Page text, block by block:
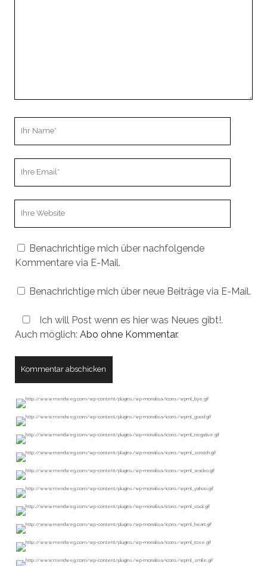
Benachrichtige mich über nachfolgende
Kommentare via E-Mail.
Benachrichtige mich über neue Beiträge via E-Mail.
Ich will Post wenn es hier was Neues gibt!.
Auch möglich: Abo ohne Kommentar.